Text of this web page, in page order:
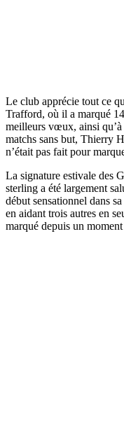
Le club apprécie tout ce
Trafford, où il a marqué
meilleurs vœux, ainsi qu’à
matchs sans but, Thierry
n’était pas fait pour
La signature estivale des
sterling a été largement
début sensationnel dans
en aidant trois autres en
marqué depuis un